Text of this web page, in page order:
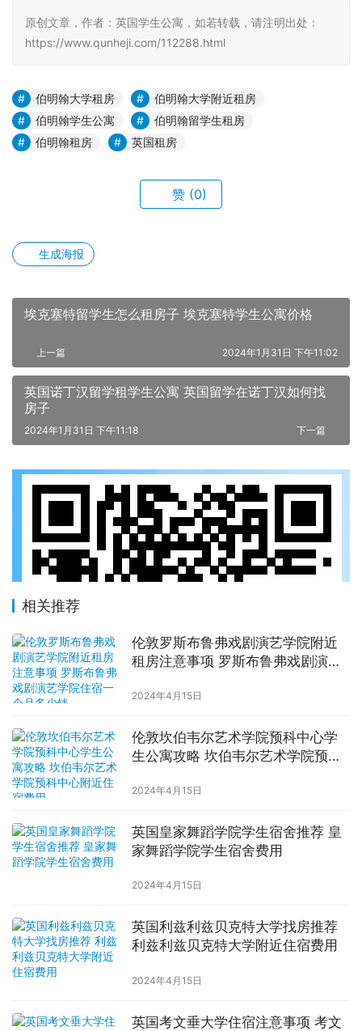
原创文章，作者：英国学生公寓，如若转载，请注明出处：
https://www.qunheji.com/112288.html
伯明翰大学租房
伯明翰大学附近租房
伯明翰学生公寓
伯明翰留学生租房
伯明翰租房
英国租房
赞 (0)
生成海报
埃克塞特留学生怎么租房子 埃克塞特学生公寓价格
上一篇 2024年1月31日 下午11:02
英国诺丁汉留学租学生公寓 英国留学在诺丁汉如何找
房子
下一篇
2024年1月31日 下午11:18
相关推荐
伦敦罗斯布鲁弗戏剧演艺学院附近
租房注意事项 罗斯布鲁弗戏剧演艺
2024年4月15日
伦敦坎伯韦尔艺术学院预科中心学
生公寓攻略 坎伯韦尔艺术学院预科
2024年4月15日
英国皇家舞蹈学院学生宿舍推荐 皇
家舞蹈学院学生宿舍费用
2024年4月15日
英国利兹利兹贝克特大学找房推荐
利兹利兹贝克特大学附近住宿费用
2024年4月15日
英国考文垂大学住宿注意事项 考文